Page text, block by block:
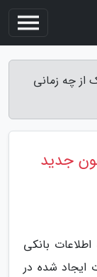
از چه زمانی
جدید
بانکی
ایجاد شده در